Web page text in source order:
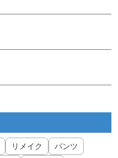
リメイク
パンツ